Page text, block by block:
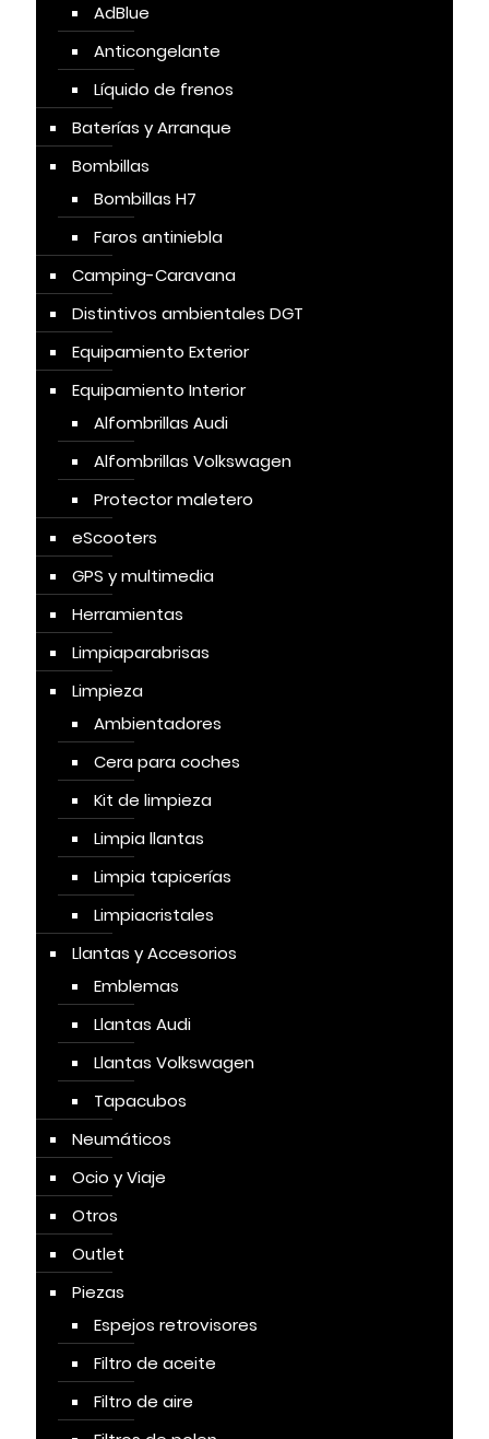
AdBlue
Anticongelante
Líquido de frenos
Baterías y Arranque
Bombillas
Bombillas H7
Faros antiniebla
Camping-Caravana
Distintivos ambientales DGT
Equipamiento Exterior
Equipamiento Interior
Alfombrillas Audi
Alfombrillas Volkswagen
Protector maletero
eScooters
GPS y multimedia
Herramientas
Limpiaparabrisas
Limpieza
Ambientadores
Cera para coches
Kit de limpieza
Limpia llantas
Limpia tapicerías
Limpiacristales
Llantas y Accesorios
Emblemas
Llantas Audi
Llantas Volkswagen
Tapacubos
Neumáticos
Ocio y Viaje
Otros
Outlet
Piezas
Espejos retrovisores
Filtro de aceite
Filtro de aire